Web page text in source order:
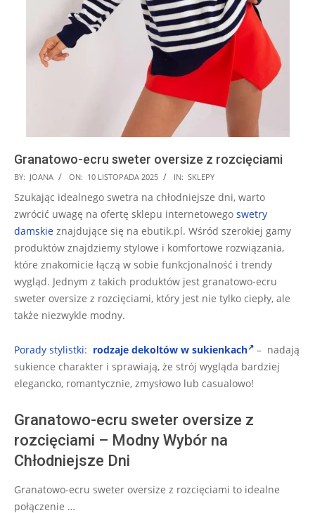
Granatowo-ecru sweter oversize z rozcięciami
2025-
11-
10
BY: JOANA ON: 10 LISTOPADA 2025 IN: SKLEPY
Szukając idealnego swetra na chłodniejsze dni, warto
zwrócić uwagę na ofertę sklepu internetowego swetry
damskie znajdujące się na ebutik.pl. Wśród szerokiej gamy
produktów znajdziemy stylowe i komfortowe rozwiązania,
które znakomicie łączą w sobie funkcjonalność i trendy
wygląd. Jednym z takich produktów jest granatowo-ecru
sweter oversize z rozcięciami, który jest nie tylko ciepły, ale
także niezwykle modny.
Porady stylistki: rodzaje dekoltów w sukienkach
– nadają
sukience charakter i sprawiają, że strój wygląda bardziej
elegancko, romantycznie, zmysłowo lub casualowo!
Granatowo-ecru sweter oversize z
rozcięciami – Modny Wybór na
Chłodniejsze Dni
Granatowo-ecru sweter oversize z rozcięciami to idealne
połączenie …